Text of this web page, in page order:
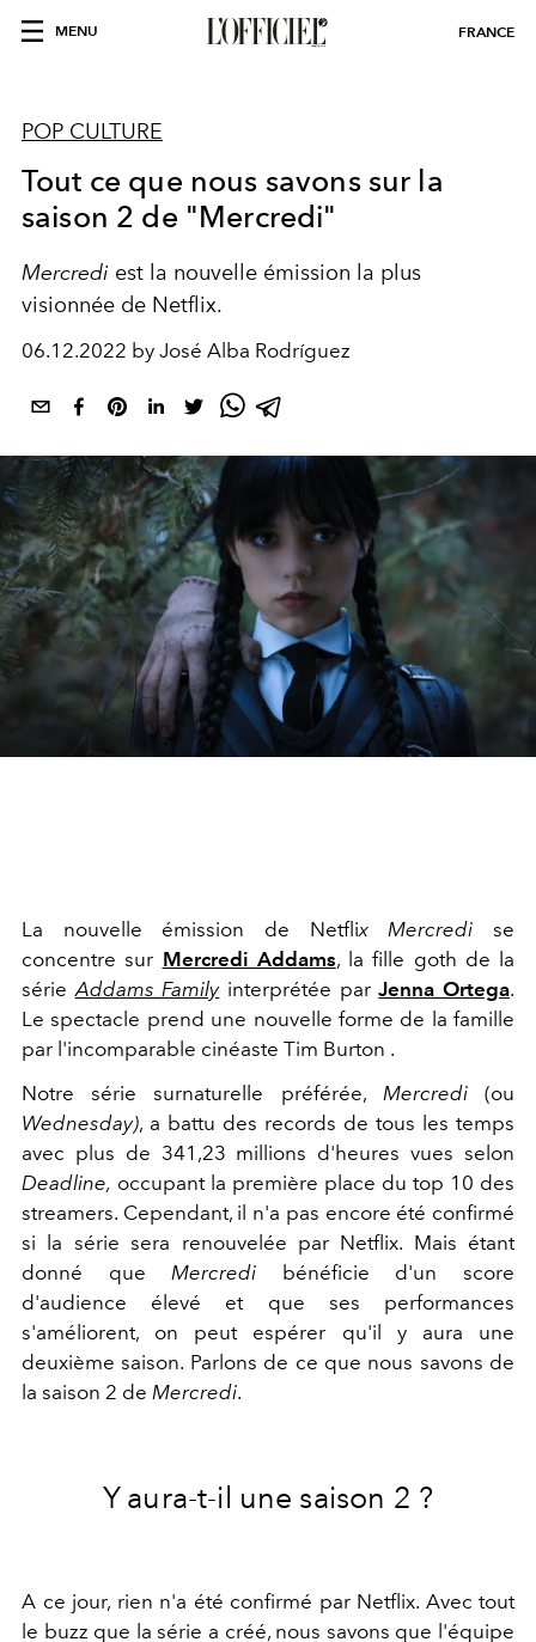
MENU FRANCE
POP CULTURE
Tout ce que nous savons sur la
saison 2 de "Mercredi"
Mercredi est la nouvelle émission la plus
visionnée de Netflix.
06.12.2022 by José Alba Rodríguez
La nouvelle émission de Netflix Mercredi se
concentre sur Mercredi Addams, la fille goth de la
sérieAddams Familyinterprétée parJenna Ortega.
Le spectacle prend une nouvelle forme de la famille
par l'incomparable cinéaste Tim Burton .
Notre série surnaturelle préférée, Mercredi(ou
Wednesday), a battu des records de tous les temps
avec plus de 341,23 millions d'heures vues selon
Deadline, occupant la première place du top 10 des
streamers. Cependant, il n'a pas encore été confirmé
si la série sera renouvelée par Netflix. Mais étant
donné queMercredi bénéficie d'un score
d'audience élevé et que ses performances
s'améliorent, on peut espérer qu'il y aura une
deuxième saison. Parlons de ce que nous savons de
la saison 2 de Mercredi.
Y aura-t-il une saison 2 ?
A ce jour, rien n'a été confirmé par Netflix. Avec tout
le buzz que la série a créé, nous savons que l'équipe